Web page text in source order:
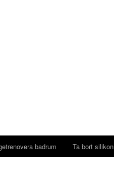
badrum Ta bort silikon